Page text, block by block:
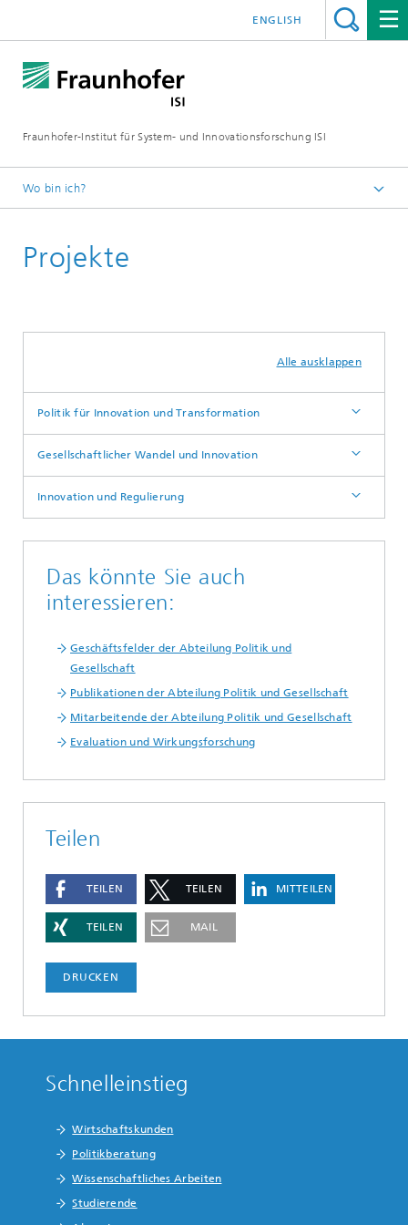
Fraunhofer-Institut für System- und Innovationsforschung ISI
ENGLISH
Wo bin ich?
Abteilungen
Projekte
Alle ausklappen
Politik für Innovation und Transformation
Gesellschaftlicher Wandel und Innovation
Innovation und Regulierung
Das könnte Sie auch
interessieren:
Geschäftsfelder der Abteilung Politik und
Gesellschaft
Publikationen der Abteilung Politik und Gesellschaft
Mitarbeitende der Abteilung Politik und Gesellschaft
Evaluation und Wirkungsforschung
Teilen
TEILEN TEILEN MITTEILEN
TEILEN MAIL
DRUCKEN
Schnelleinstieg
Wirtschaftskunden
Politikberatung
Wissenschaftliches Arbeiten
Studierende